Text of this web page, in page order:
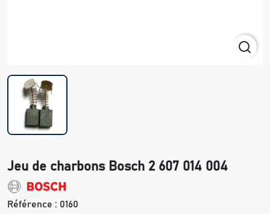
Jeu de charbons Bosch 2 607 014 004
Référence : 0160